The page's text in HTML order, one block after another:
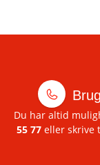
Du har altid
55 77 eller skrive